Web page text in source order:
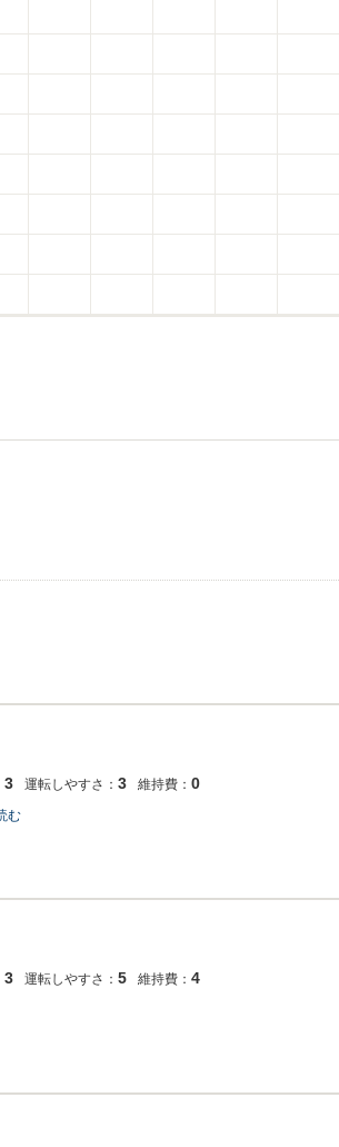
3 運転しやすさ： 3 維持費： 0
む
3 運転しやすさ： 5 維持費： 4